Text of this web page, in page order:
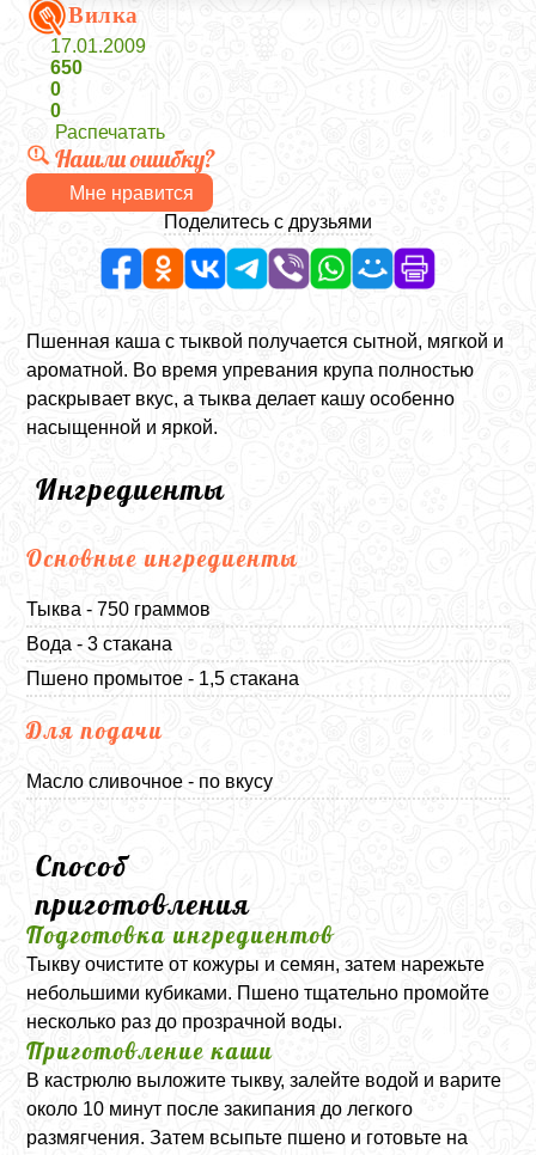
Вилка
17.01.2009
650
0
0
Распечатать
Нашли ошибку?
Мне нравится
Поделитесь с друзьями
Пшенная каша с тыквой получается сытной, мягкой и
ароматной. Во время упревания крупа полностью
раскрывает вкус, а тыква делает кашу особенно
насыщенной и яркой.
Ингредиенты
Основные ингредиенты
Тыква - 750 граммов
Вода - 3 стакана
Пшено промытое - 1,5 стакана
Для подачи
Масло сливочное - по вкусу
Способ
приготовления
Подготовка ингредиентов
Тыкву очистите от кожуры и семян, затем нарежьте
небольшими кубиками. Пшено тщательно промойте
несколько раз до прозрачной воды.
Приготовление каши
В кастрюлю выложите тыкву, залейте водой и варите
около 10 минут после закипания до легкого
размягчения. Затем всыпьте пшено и готовьте на